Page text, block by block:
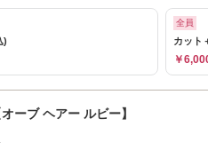
)
全員
カット
￥
ブ ヘアー ルビー】